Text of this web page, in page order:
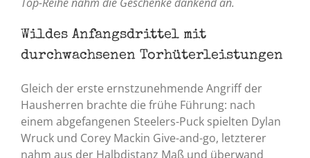
Wildes Anfangsdrittel mit
durchwachsenen Torhüterleistungen
Gleich der erste ernstzunehmende Angriff der
Hausherren brachte die frühe Führung: nach
einem abgefangenen Steelers-Puck spielten Dylan
Wruck und Corey Mackin Give-and-go, letzterer
nahm aus der Halbdistanz Maß und überwand